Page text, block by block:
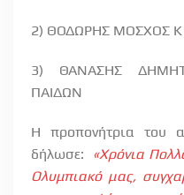
2) ΘΟΔΩΡΗΣ ΜΟΣΧΟΣ
3) ΘΑΝΑΣΗΣ
ΠΑΙΔΩΝ
Η προπονήτρια του
δήλωσε:
«Χρόνια
Ολυμπιακό μας,